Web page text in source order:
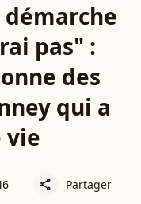
démarche
pas" :
des
qui a
vie
share Partager